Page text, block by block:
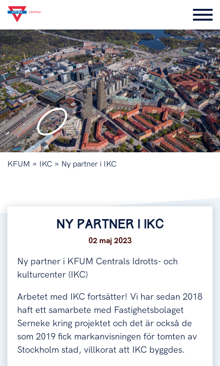
KFUM » IKC » Ny partner i IKC
NY PARTNER I IKC
02 maj 2023
Ny partner i KFUM Centrals Idrotts- och
kulturcenter (IKC)
Arbetet med IKC fortsätter! Vi har sedan 2018
haft ett samarbete med Fastighetsbolaget
Serneke kring projektet och det är också de
som 2019 fick markanvisningen för tomten av
Stockholm stad, villkorat att IKC byggdes.